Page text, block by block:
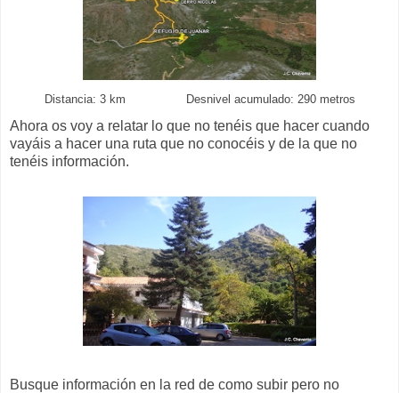
Distancia: 3 km Desnivel acumulado: 290 metros
Ahora os voy a relatar lo que no tenéis que hacer cuando
vayáis a hacer una ruta que no conocéis y de la que no
tenéis información.
Busque información en la red de como subir pero no